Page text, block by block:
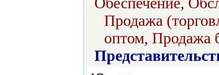
Продажа
оптом, Продажа